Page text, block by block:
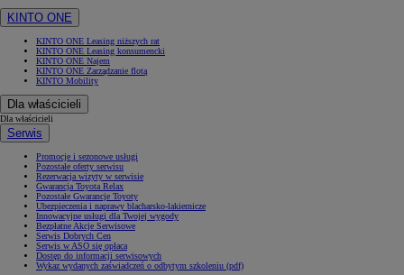
KINTO ONE
KINTO ONE Leasing niższych rat
KINTO ONE Leasing konsumencki
KINTO ONE Najem
KINTO ONE Zarządzanie flotą
KINTO Mobility
Dla właścicieli
Dla właścicieli
Serwis
Promocje i sezonowe usługi
Pozostałe oferty serwisu
Rezerwacja wizyty w serwisie
Gwarancja Toyota Relax
Pozostałe Gwarancje Toyoty
Ubezpieczenia i naprawy blacharsko-lakiernicze
Innowacyjne usługi dla Twojej wygody
Bezpłatne Akcje Serwisowe
Serwis Dobrych Cen
Serwis w ASO się opłaca
Dostęp do informacji serwisowych
Wykaz wydanych zaświadczeń o odbytym szkoleniu (pdf)